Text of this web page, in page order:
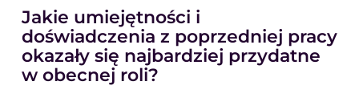
Jakie umiejętności i
doświadczenia z poprzedniej pracy
okazały się najbardziej przydatne
w obecnej roli?